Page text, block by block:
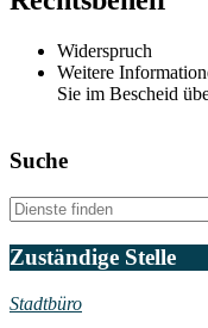
Widerspruch
Weitere
Sie im Bescheid
Suche
Zuständige Stelle
Stadtbüro